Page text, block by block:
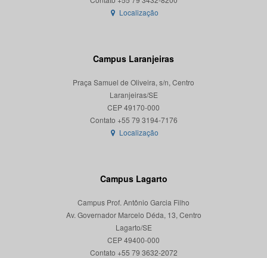
Localização
Campus Laranjeiras
Praça Samuel de Oliveira, s/n, Centro
Laranjeiras/SE
CEP 49170-000
Localização
Campus Lagarto
Campus Prof. Antônio Garcia Filho
Av. Governador Marcelo Déda, 13, Centro
Lagarto/SE
CEP 49400-000